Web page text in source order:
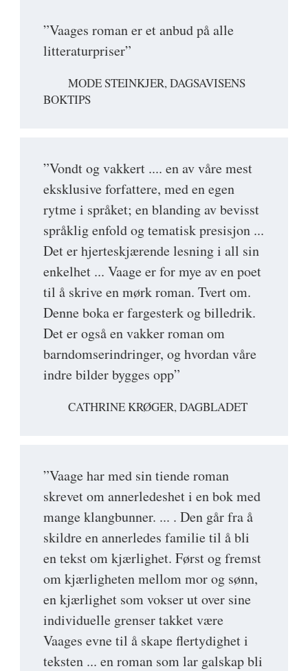
”Vaages roman er et anbud på alle
litteraturpriser”
MODE STEINKJER, DAGSAVISENS
BOKTIPS
”Vondt og vakkert .... en av våre mest
eksklusive forfattere, med en egen
rytme i språket; en blanding av bevisst
språklig enfold og tematisk presisjon ...
Det er hjerteskjærende lesning i all sin
enkelhet ... Vaage er for mye av en poet
til å skrive en mørk roman. Tvert om.
Denne boka er fargesterk og billedrik.
Det er også en vakker roman om
barndomserindringer, og hvordan våre
indre bilder bygges opp”
CATHRINE KRØGER, DAGBLADET
”Vaage har med sin tiende roman
skrevet om annerledeshet i en bok med
mange klangbunner. ... . Den går fra å
skildre en annerledes familie til å bli
en tekst om kjærlighet. Først og fremst
om kjærligheten mellom mor og sønn,
en kjærlighet som vokser ut over sine
individuelle grenser takket være
Vaages evne til å skape flertydighet i
teksten ... en roman som lar galskap bli